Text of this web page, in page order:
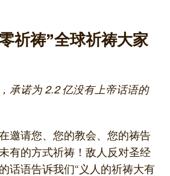
祈祷”全球祈祷大家
承诺为 2.2 亿没有上帝话语的
邀请您、您的教会、您的祷告
有的方式祈祷！敌人反对圣经
话语告诉我们“义人的祈祷大有